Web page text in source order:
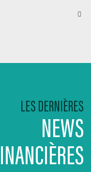
LES DERNIÈRES
NEWS